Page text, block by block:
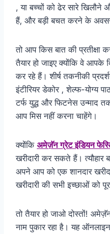
, या बच्चों को ढेर सारे
हैं, और बड़ी बचत करने के
तो आप किस बात की प्रतीक्षा
तैयार हो जाइए क्योंकि वे आपके
कर रहे हैं। शीर्ष तकनीकी
इंटीरियर डेकोर , शेल्फ-योग्य
टर्फ युद्ध और फिटनेस उन्माद
आप मिस नहीं करना चाहेंगे।
क्योंकि अमेज़ॅन ग्रेट इंडियन
खरीदारी कर सकते हैं।
अपने आप को एक शानदार
खरीदारी की सभी इच्छाओं को
तो तैयार हो जाओ दोस्तों!
नाम पुकार रहा है। यह